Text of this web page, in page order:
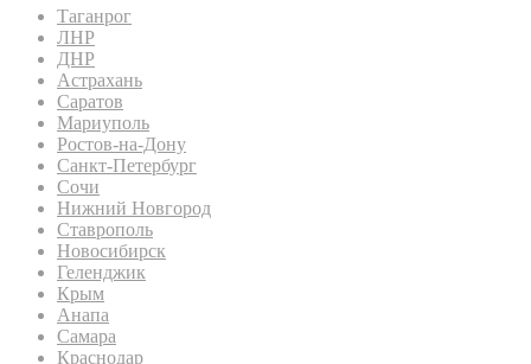
Таганрог
ЛНР
ДНР
Астрахань
Саратов
Мариуполь
Ростов-на-Дону
Санкт-Петербург
Сочи
Нижний Новгород
Ставрополь
Новосибирск
Геленджик
Крым
Анапа
Самара
Краснодар